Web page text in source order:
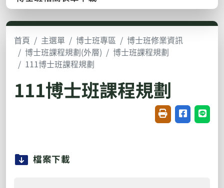
首頁 主選單 博士班專區
博士班修業資訊
博士班課程規劃(外層)
博士班課程規劃
111博士班課程規劃
111博士班課程規劃
友善列印(開新視
分享至臉書
分享
檔案下載